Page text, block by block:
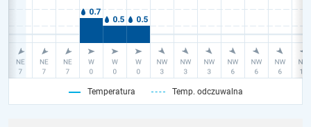
Temperatura Temp. odczuwalna